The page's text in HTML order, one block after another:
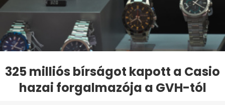
325 milliós bírságot kapott a Casio
hazai forgalmazója a GVH-tól